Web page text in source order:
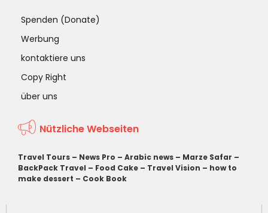
Spenden (Donate)
Werbung
kontaktiere uns
Copy Right
über uns
Nützliche Webseiten
Travel Tours – News Pro – Arabic news – Marze Safar –
BackPack Travel – Food Cake – Travel Vision – how to
make dessert – Cook Book